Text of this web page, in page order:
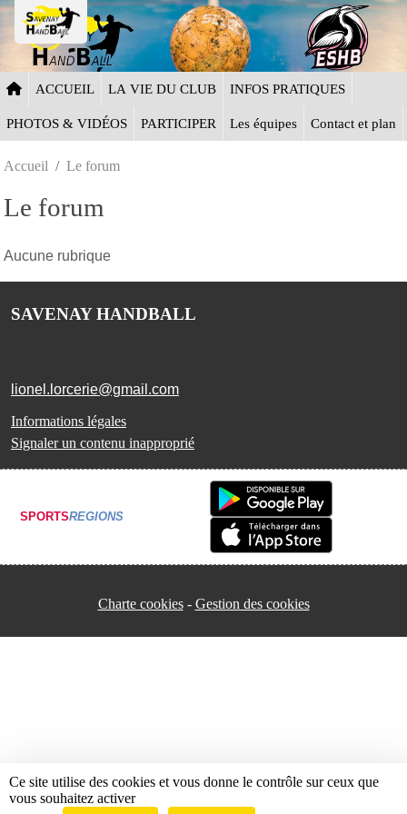
ACCUEIL LA VIE DU CLUB INFOS PRATIQUES
PHOTOS & VIDÉOS PARTICIPER Les équipes Contact et plan
Accueil Le forum
Le forum
Aucune rubrique
SAVENAY HANDBALL
lionel.lorcerie@gmail.com
Informations légales
Signaler un contenu inapproprié
SPORTSREGIONS
Charte cookies Gestion des cookies
Panneau de gestion des cookies
Ce site utilise des cookies et vous donne le contrôle sur ceux que
vous souhaitez activer